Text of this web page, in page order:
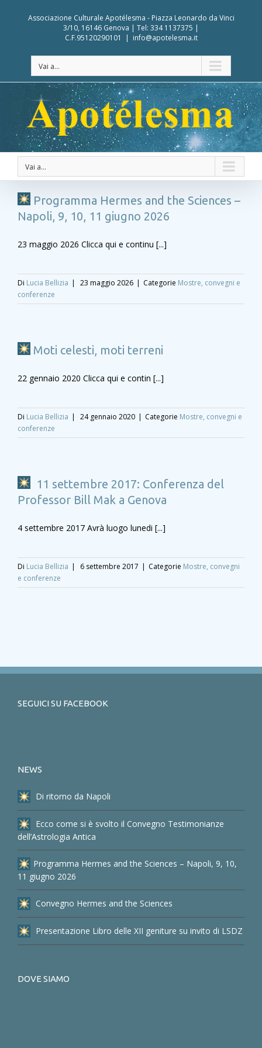
Associazione Culturale Apotélesma - Piazza Leonardo da Vinci
3/10, 16146 Genova | Tel: 334 1137375 |
C.F.95120290101
| info@apotelesma.it
Vai a...
Vai a...
Programma Hermes and the Sciences –
Napoli, 9, 10, 11 giugno 2026
23 maggio 2026 Clicca qui e continu [...]
Di Lucia Bellizia | 23 maggio 2026 | Categorie Mostre, convegni e
conferenze
Moti celesti, moti terreni
22 gennaio 2020 Clicca qui e contin [...]
Di Lucia Bellizia | 24 gennaio 2020 | Categorie Mostre, convegni e
conferenze
11 settembre 2017: Conferenza del
Professor Bill Mak a Genova
4 settembre 2017 Avrà luogo lunedi [...]
Di Lucia Bellizia | 6 settembre 2017 | Categorie Mostre, convegni
e conferenze
SEGUICI SU FACEBOOK
NEWS
Di ritorno da Napoli
Ecco come si è svolto il Convegno Testimonianze
dell’Astrologia Antica
Programma Hermes and the Sciences – Napoli, 9, 10,
11 giugno 2026
Convegno Hermes and the Sciences
Presentazione Libro delle XII geniture su invito di LSDZ
DOVE SIAMO